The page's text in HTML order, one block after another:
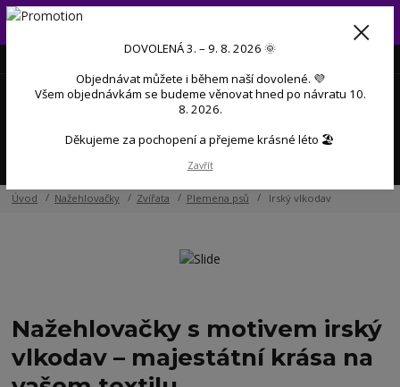
Od 3. do 9. 8. 2026 budeme mít dovolenou 💜 Objednávky přijaté
během dovolené začneme postupně zpracovávat po návratu 💜
Úvod Nažehlovačky Zvířata Plemena psů Irský vlkodav
Nažehlovačky s motivem irský
vlkodav – majestátní krása na
DOVOLENÁ 3. – 9. 8. 2026 🌞
Objednávat můžete i během naší dovolené. 💜
Všem objednávkám se budeme věnovat hned po návratu 10.
8. 2026.
Děkujeme za pochopení a přejeme krásné léto 🏖️
Zavřít